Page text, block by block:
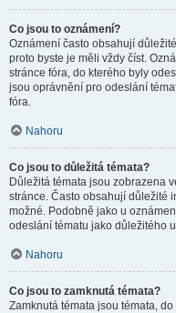
Co jsou to oznámení?
Oznámení často obsahují
proto byste je měli vždy číst.
stránce fóra, do kterého byly
jsou oprávnění pro odeslání
fóra.
Nahoru
Co jsou to důležitá témata?
Důležitá témata jsou zobrazena
stránce. Často obsahují důležité
možné. Podobně jako u
odeslání tématu jako důležitého
Nahoru
Co jsou to zamknutá témata?
Zamknutá témata jsou témata,